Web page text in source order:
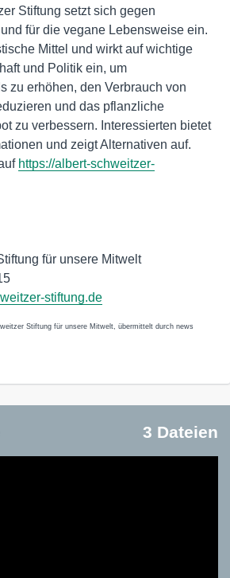
Stiftung setzt sich gegen
für die vegane Lebensweise ein.
Mittel und wirkt auf wichtige
und Politik ein, um
zu erhöhen, den Verbrauch von
und das pflanzliche
zu verbessern. Interessierten bietet
und zeigt Alternativen auf.
https://albert-schweitzer-
für unsere Mitwelt
stiftung.de
Stiftung für unsere Mitwelt, übermittelt durch news
3 Dateien